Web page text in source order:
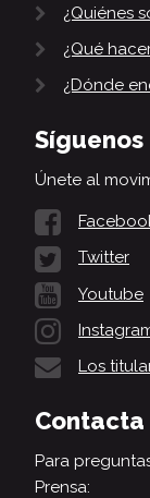
¿Quiénes
¿Qué
¿Dónde
Síguenos
Únete al
Twitter
Youtube
Los
Contacta
Para
Prensa: